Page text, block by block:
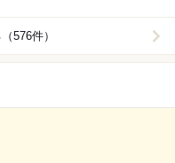
576件）